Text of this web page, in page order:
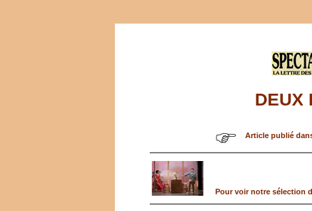
DEUX
Article publié
Pour voir notre sélection